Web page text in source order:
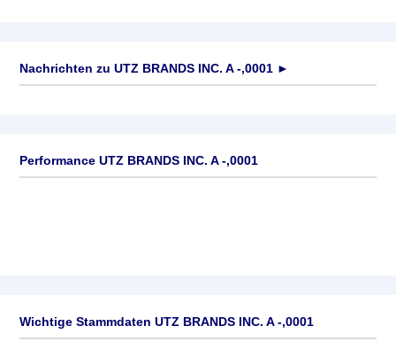
Nachrichten zu UTZ BRANDS INC. A -,0001 ►
Performance UTZ BRANDS INC. A -,0001
Wichtige Stammdaten UTZ BRANDS INC. A -,0001